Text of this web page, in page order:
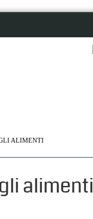
ALIMENTI
alimenti